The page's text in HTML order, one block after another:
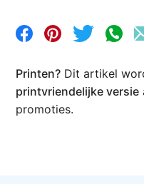
Printen? Dit artikel
printvriendelijke versie
promoties.